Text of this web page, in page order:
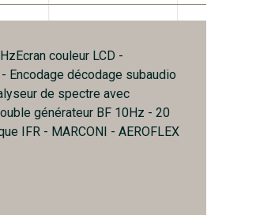
couleur LCD -
Encodage décodage subaudio
de spectre avec
générateur BF 10Hz - 20
IFR - MARCONI - AEROFLEX